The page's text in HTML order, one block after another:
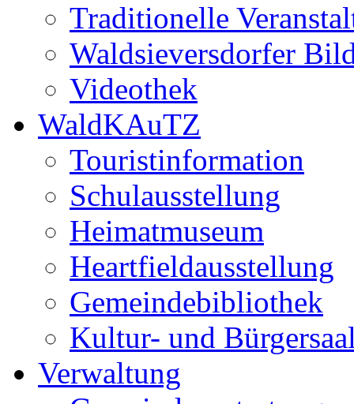
Traditionelle
Waldsieversdorfer
Videothek
WaldKAuTZ
Touristinformation
Schulausstellung
Heimatmuseum
Heartfieldausstellung
Gemeindebibliothek
Kultur- und
Verwaltung